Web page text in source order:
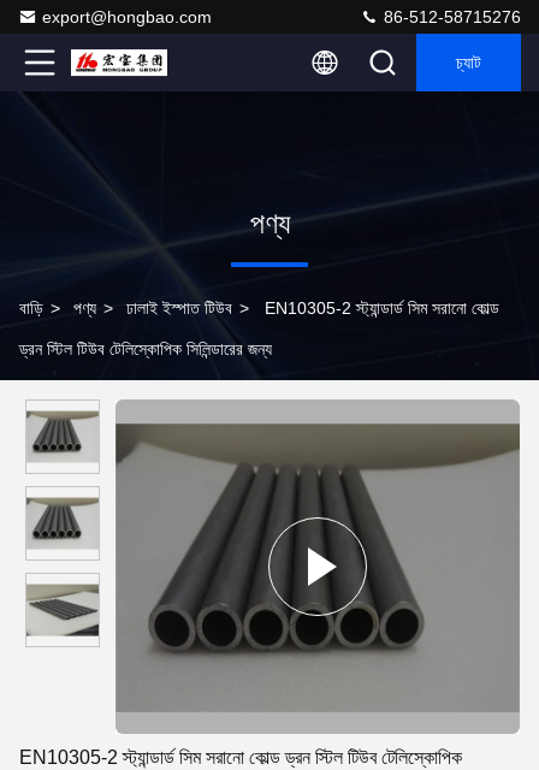
export@hongbao.com 86-512-58715276
চ্যাট
পণ্য
বাড়ি > পণ্য > ঢালাই ইস্পাত টিউব > EN10305-2 স্ট্যান্ডার্ড সিম সরানো কোল্ড
ড্রন স্টিল টিউব টেলিস্কোপিক সিলিন্ডারের জন্য
EN10305-2 স্ট্যান্ডার্ড সিম সরানো কোল্ড ড্রন স্টিল টিউব টেলিস্কোপিক